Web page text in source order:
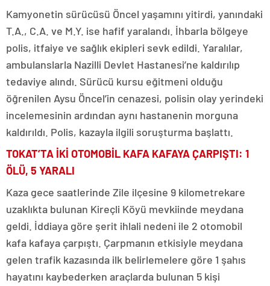
Kamyonetin sürücüsü Öncel yaşamını yitirdi, yanındaki
T.A., C.A. ve M.Y. ise hafif yaralandı. İhbarla bölgeye
polis, itfaiye ve sağlık ekipleri sevk edildi. Yaralılar,
ambulanslarla Nazilli Devlet Hastanesi’ne kaldırılıp
tedaviye alındı. Sürücü kursu eğitmeni olduğu
öğrenilen Aysu Öncel’in cenazesi, polisin olay yerindeki
incelemesinin ardından aynı hastanenin morguna
kaldırıldı. Polis, kazayla ilgili soruşturma başlattı.
TOKAT’TA İKİ OTOMOBİL KAFA KAFAYA ÇARPIŞTI: 1
ÖLÜ, 5 YARALI
Kaza gece saatlerinde Zile ilçesine 9 kilometrekare
uzaklıkta bulunan Kireçli Köyü mevkiinde meydana
geldi. İddiaya göre şerit ihlali nedeni ile 2 otomobil
kafa kafaya çarpıştı. Çarpmanın etkisiyle meydana
gelen trafik kazasında ilk belirlemelere göre 1 şahıs
hayatını kaybederken araçlarda bulunan 5 kişi